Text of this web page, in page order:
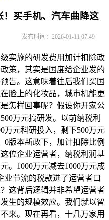
！买手机、汽车曲降这
发布时间：2026-01-11 07:49
实施的研发费用加计扣除政
策，其实是国度给企业发的
告。这意味着往后我们买国
脸上的化妆品，城市机能更
怎样回事呢？假设你开家公
万元搞研发。以前纳税利
万元科研投入，剩下500万元
0版本新政下，加计扣除比例
位企业运营者，纳税利润基
。1000万元减去1000万元成
业节流的税款进了运营者口
这背后逻辑并非希望运营者
生的规模效应。我们就以智
来。现在再看，十几万家用